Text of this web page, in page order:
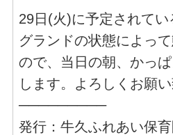
29日(火)に予定されてい
グランドの状態によっ
ので、当日の朝、かっ
します。よろしくお願い
─────────
発行：牛久ふれあい保